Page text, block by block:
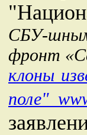
СБУ-шным
фронт
клоны
поле"